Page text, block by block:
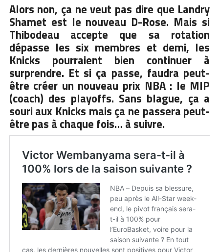
Alors non, ça ne veut pas dire que Landry
Shamet est le nouveau D-Rose. Mais si
Thibodeau accepte que sa rotation
dépasse les six membres et demi, les
Knicks pourraient bien continuer à
surprendre. Et si ça passe, faudra peut-
être créer un nouveau prix NBA : le MIP
(coach) des playoffs. Sans blague, ça a
souri aux Knicks mais ça ne passera peut-
être pas à chaque fois… à suivre.